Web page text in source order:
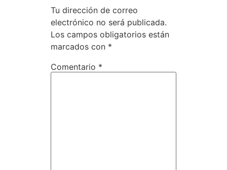
Tu dirección de correo
electrónico no será publicada.
Los campos obligatorios están
marcados con *
Comentario *